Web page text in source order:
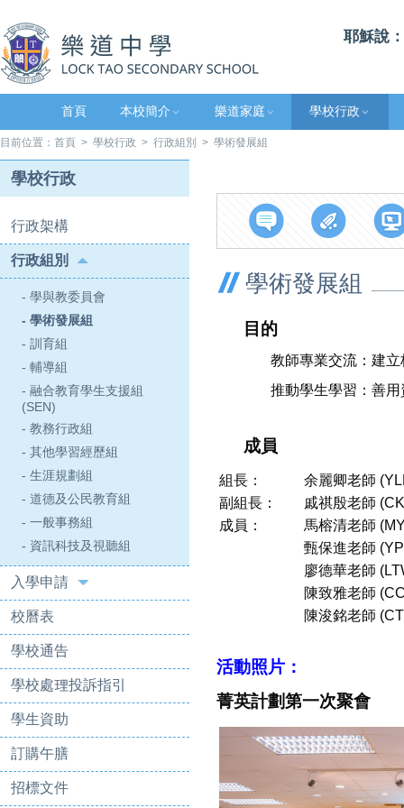
耶穌說
首頁 本校簡介 樂道家庭 學校行政
目前位置： 首頁 > 學校行政 > 行政組別 > 學術發展組
學校行政
行政架構
行政組別
- 學與教委員會
- 學術發展組
- 訓育組
- 輔導組
- 融合教育學生支援組
(SEN)
- 教務行政組
- 其他學習經歷組
- 生涯規劃組
- 道德及公民教育組
- 一般事務組
- 資訊科技及視聽組
入學申請
校曆表
學校通告
學校處理投訴指引
學生資助
訂購午膳
招標文件
學術發展組
目的
教師專業交流：建
推動學生學習：善
成員
組長：
余麗卿老師
副組長：
戚祺殷老師
成員：
馬榕清老師
甄保進老師
廖德華老師 (
陳致雅老師 (
陳浚銘老師 (
活動照片：
菁英計劃第一次聚會